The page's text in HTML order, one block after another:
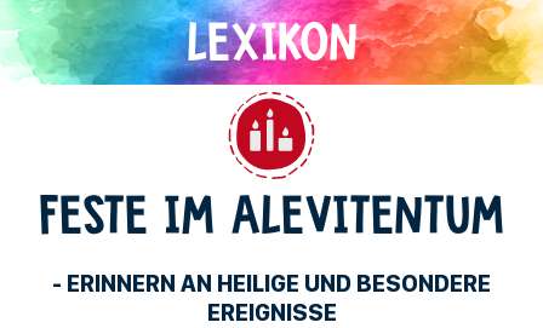
Direkt
zum
Inhalt
FESTE IM ALEVITENTUM
- ERINNERN AN HEILIGE UND BESONDERE
EREIGNISSE